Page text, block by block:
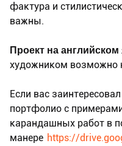
фактура и
важны.
Проект на английском
художником возможно
Если вас
портфолио с
карандашных работ в
манере https://